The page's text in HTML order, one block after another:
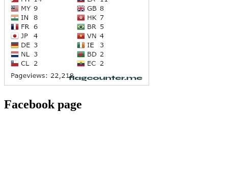
Facebook page